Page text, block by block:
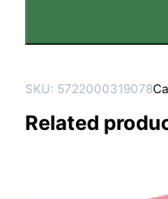
SKU: 5722000319078
Related